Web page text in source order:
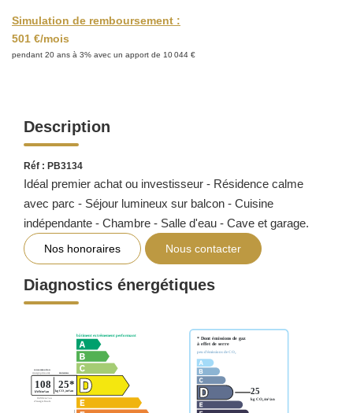
Simulation de remboursement :
501 €/mois
pendant 20 ans à 3% avec un apport de 10 044 €
Description
Réf : PB3134
Idéal premier achat ou investisseur - Résidence calme
avec parc - Séjour lumineux sur balcon - Cuisine
indépendante - Chambre - Salle d'eau - Cave et garage.
Nos honoraires Nous contacter
Diagnostics énergétiques